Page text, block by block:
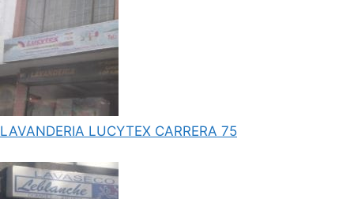
LAVANDERIA LUCYTEX CARRERA 75